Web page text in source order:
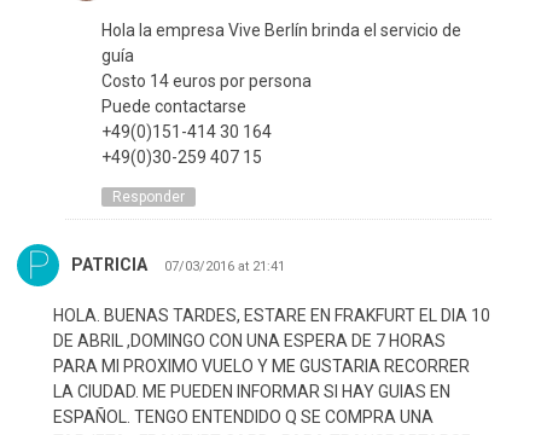
Hola la empresa Vive Berlín brinda el servicio de
guía
Costo 14 euros por persona
Puede contactarse
+49(0)151-414 30 164
+49(0)30-259 407 15
Responder
PATRICIA 07/03/2016 at 21:41
HOLA. BUENAS TARDES, ESTARE EN FRAKFURT EL DIA 10
DE ABRIL ,DOMINGO CON UNA ESPERA DE 7 HORAS
PARA MI PROXIMO VUELO Y ME GUSTARIA RECORRER
LA CIUDAD. ME PUEDEN INFORMAR SI HAY GUIAS EN
ESPAÑOL. TENGO ENTENDIDO Q SE COMPRA UNA